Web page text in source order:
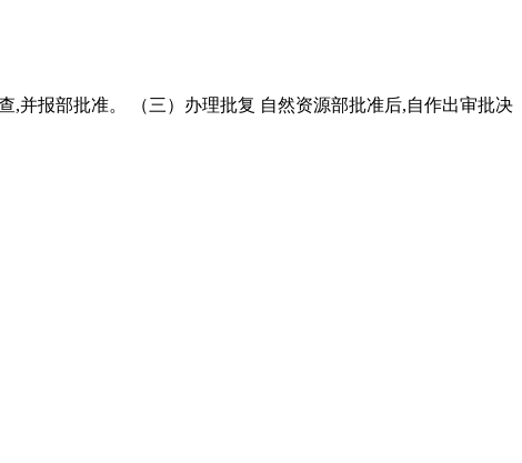
,并报部批准。 （三）办理批复 自然资源部批准后,自作出审批决